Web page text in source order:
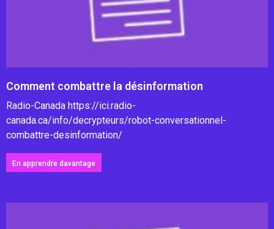
Comment combattre la désinformation
Radio-Canada https://ici.radio-
canada.ca/info/decrypteurs/robot-conversationnel-
combattre-desinformation/
En apprendre davantage